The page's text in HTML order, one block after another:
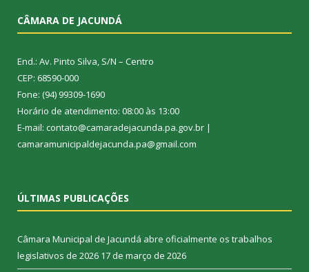
CÂMARA DE JACUNDÁ
End.: Av. Pinto Silva, S/N – Centro
CEP: 68590-000
Fone: (94) 99309-1690
Horário de atendimento: 08:00 às 13:00
E-mail: contato@camaradejacunda.pa.gov.br |
camaramunicipaldejacunda.pa@gmail.com
ÚLTIMAS PUBLICAÇÕES
Câmara Municipal de Jacundá abre oficialmente os trabalhos
legislativos de 2026 17 de março de 2026